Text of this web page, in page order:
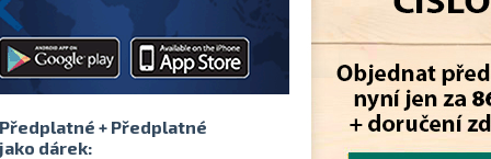
Předplatné + Předplatné
jako dárek: